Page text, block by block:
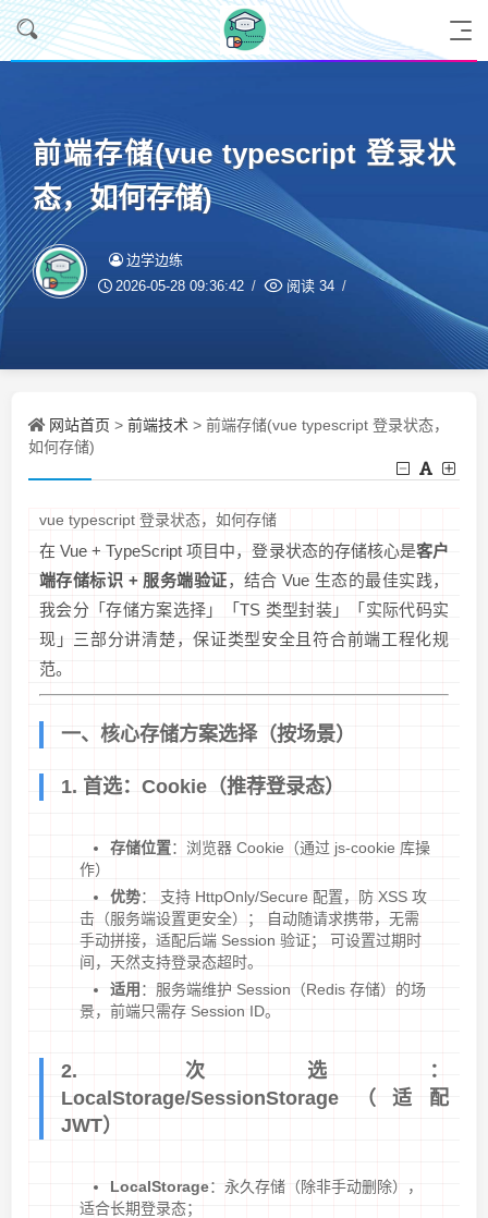
前端存储(vue typescript 登录状
态，如何存储)
边学边练
2026-05-28 09:36:42 阅读 34
网站首页 > 前端技术 > 前端存储(vue typescript 登录状态，
如何存储)
vue typescript 登录状态，如何存储
在 Vue + TypeScript 项目中，登录状态的存储核心是客户
端存储标识 + 服务端验证，结合 Vue 生态的最佳实践，
我会分「存储方案选择」「TS 类型封装」「实际代码实
现」三部分讲清楚，保证类型安全且符合前端工程化规
范。
一、核心存储方案选择（按场景）
1. 首选：Cookie（推荐登录态）
存储位置：浏览器 Cookie（通过 js-cookie 库操
作）
优势： 支持 HttpOnly/Secure 配置，防 XSS 攻
击（服务端设置更安全）； 自动随请求携带，无需
手动拼接，适配后端 Session 验证； 可设置过期时
间，天然支持登录态超时。
适用 ：服务端维护 Session（Redis 存储）的场
景，前端只需存 Session ID。
2. 次选：
LocalStorage/SessionStorage（适配
JWT）
LocalStorage：永久存储（除非手动删除），
适合长期登录态；